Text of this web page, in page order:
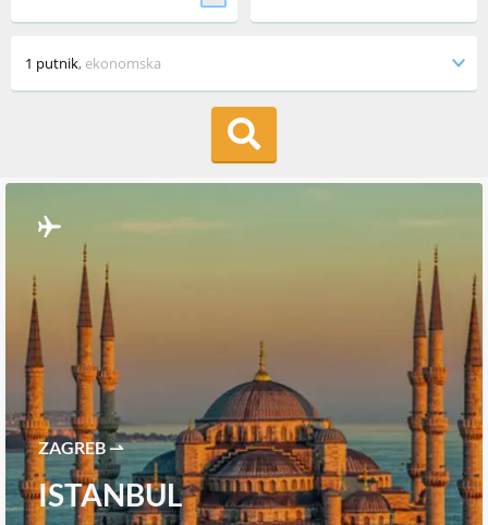
1 putnik, ekonomska
ZAGREB ⇀
ISTANBUL